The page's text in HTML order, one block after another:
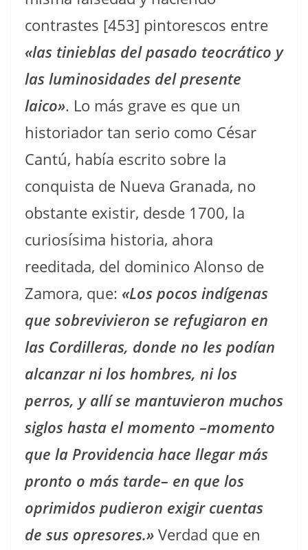
contrastes [453] pintorescos entre
«las tinieblas del pasado teocrático y
las luminosidades del presente
laico». Lo más grave es que un
historiador tan serio como César
Cantú, había escrito sobre la
conquista de Nueva Granada, no
obstante existir, desde 1700, la
curiosísima historia, ahora
reeditada, del dominico Alonso de
Zamora, que: «Los pocos indígenas
que sobrevivieron se refugiaron en
las Cordilleras, donde no les podían
alcanzar ni los hombres, ni los
perros, y allí se mantuvieron muchos
siglos hasta el momento –momento
que la Providencia hace llegar más
pronto o más tarde– en que los
oprimidos pudieron exigir cuentas
de sus opresores.» Verdad que en